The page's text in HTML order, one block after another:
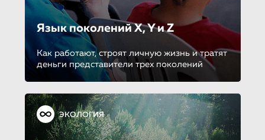
Язык поколений X, Y и Z
Как работают, строят личную жизнь и тратят
деньги представители трех поколений
ЭКОЛОГИЯ